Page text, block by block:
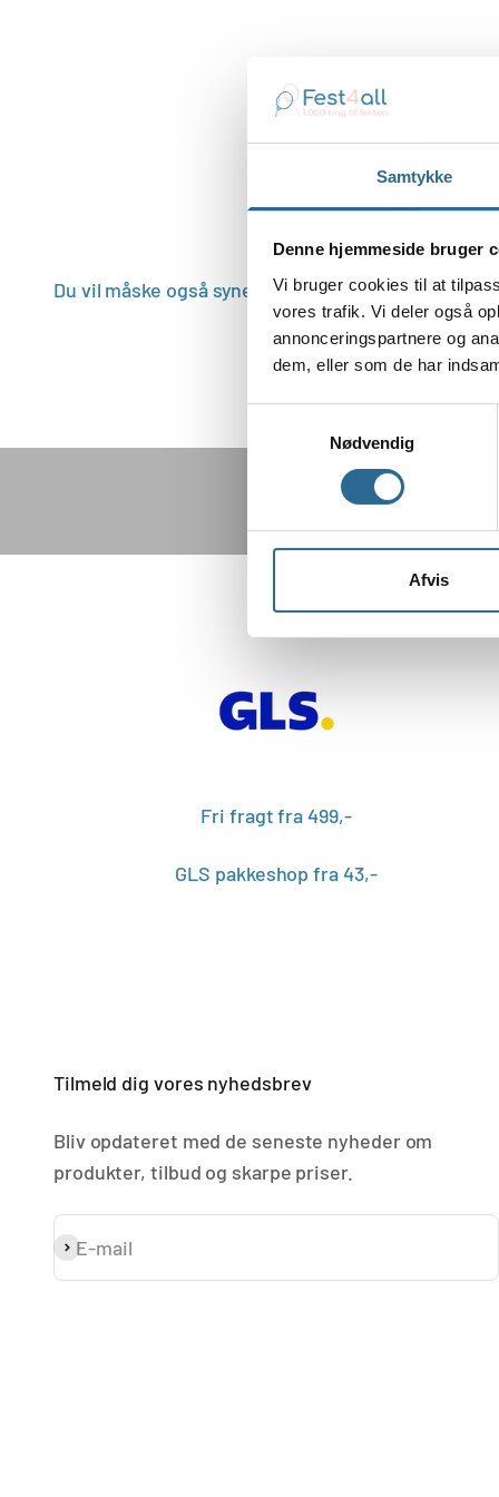
Samtykke
Denne hjemmeside bruger
Vi bruger cookies til at
vores trafik. Vi deler også
annonceringspartnere og
dem, eller som de har
Nødvendig
Afvis
Fri fragt fra 499,-
GLS pakkeshop fra 43,-
Tilmeld dig vores nyhedsbrev
Bliv opdateret med de seneste nyheder om
produkter, tilbud og skarpe priser.
E-mail
Abonnér